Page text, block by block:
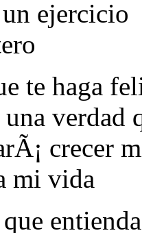
ejercicio
te haga
verdad
crecer
mi vida